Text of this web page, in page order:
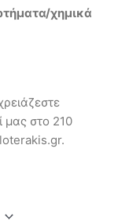
χημικά
μας στο 210